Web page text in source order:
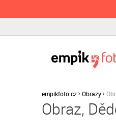
empikfoto.cz Obrazy
Obraz,